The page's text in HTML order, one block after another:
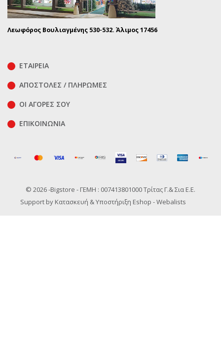
Λεωφόρος Βουλιαγμένης 530-532. Άλιμος 17456
ΕΤΑΙΡΕΙΑ
ΑΠΟΣΤΟΛΕΣ / ΠΛΗΡΩΜΕΣ
ΟΙ ΑΓΟΡΕΣ ΣΟΥ
ΕΠΙΚΟΙΝΩΝΊΑ
Support by Κατασκευή & Υποστήριξη Eshop - Webalists
© 2026 -Bigstore - ΓΕΜΗ : 007413801000 Τρίτας Γ.& Σια Ε.Ε.